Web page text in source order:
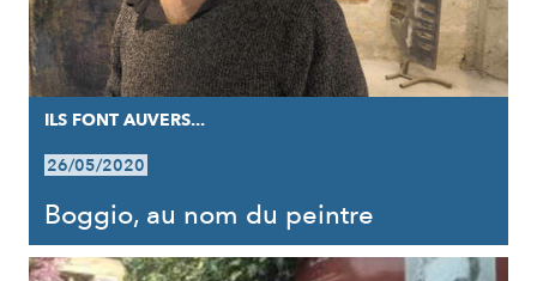
ILS FONT AUVERS...
26/05/2020
Boggio, au nom du peintre